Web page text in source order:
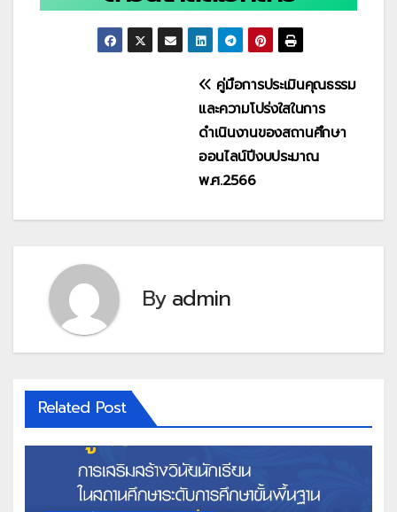
คู่มือการประเมินคุณธรรม
และความโปร่งใสในการ
ดำเนินงานของสถานศึกษา
ออนไลน์ปีงบประมาณ
พ.ศ.2566
Byadmin
Related Post